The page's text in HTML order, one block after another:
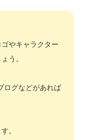
やキャラクター
う。
ログなどがあれば
。